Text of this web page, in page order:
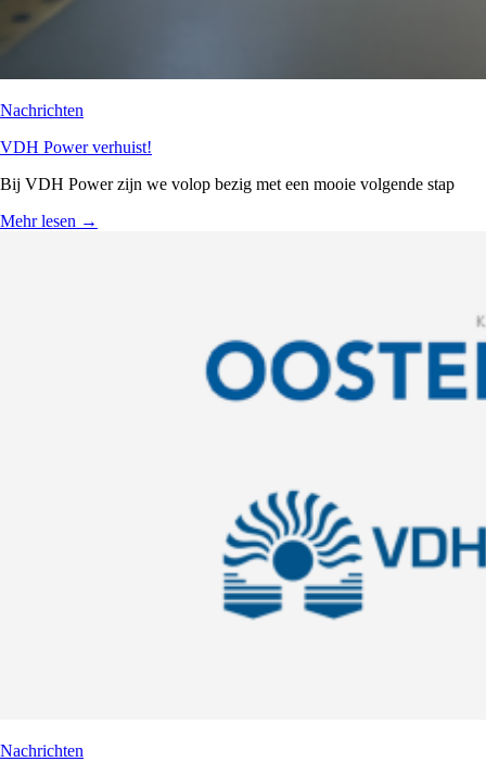
Nachrichten
VDH Power verhuist!
Bij VDH Power zijn we volop bezig met een mooie volgende stap
Mehr lesen →
Nachrichten